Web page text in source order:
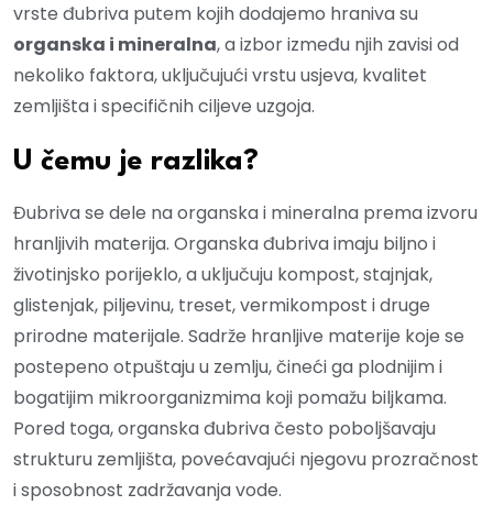
vrste đubriva putem kojih dodajemo hraniva su
organska i mineralna, a izbor između njih zavisi od
nekoliko faktora, uključujući vrstu usjeva, kvalitet
zemljišta i specifičnih ciljeve uzgoja.
U čemu je razlika?
Đubriva se dele na organska i mineralna prema izvoru
hranljivih materija. Organska đubriva imaju biljno i
životinjsko porijeklo, a uključuju kompost, stajnjak,
glistenjak, piljevinu, treset, vermikompost i druge
prirodne materijale. Sadrže hranljive materije koje se
postepeno otpuštaju u zemlju, čineći ga plodnijim i
bogatijim mikroorganizmima koji pomažu biljkama.
Pored toga, organska đubriva često poboljšavaju
strukturu zemljišta, povećavajući njegovu prozračnost
i sposobnost zadržavanja vode.